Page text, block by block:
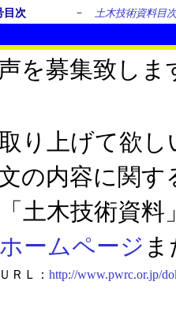
目次
－ 土木技術資料目
を募集致しま
り上げて欲し
の内容に関
土木技術資
ホームページ
ＵＲＬ： http://www.pwrc.or.jp/